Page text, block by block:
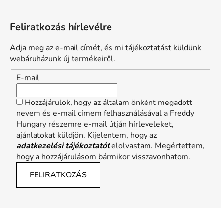
Feliratkozás hírlevélre
Adja meg az e-mail címét, és mi tájékoztatást küldünk
webáruházunk új termékeiről.
E-mail
Hozzájárulok, hogy az általam önként megadott
nevem és e-mail címem felhasználásával a Freddy
Hungary részemre e-mail útján hírleveleket,
ajánlatokat küldjön. Kijelentem, hogy az
adatkezelési tájékoztatótelolvastam. Megértettem,
hogy a hozzájárulásom bármikor visszavonhatom.
FELIRATKOZÁS